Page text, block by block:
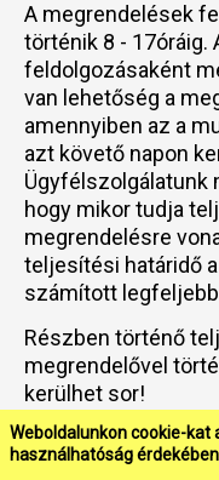
Weboldalunkon cookie-kat
használhatóság
A megrendelések
történik 8 - 17óráig.
feldolgozásaként
van lehetőség a
amennyiben az a
azt követő napon
Ügyfélszolgálatunk
hogy mikor tudja
megrendelésre
teljesítési határidő
számított legfeljebb
Részben történő
megrendelővel
kerülhet sor!